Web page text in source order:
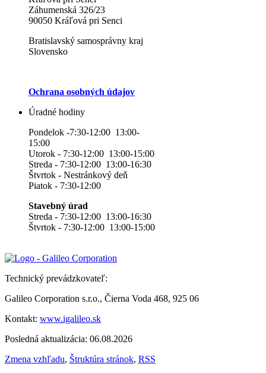
Záhumenská 326/23
90050 Kráľová pri Senci
Bratislavský samosprávny kraj
Slovensko
Ochrana osobných údajov
Úradné hodiny
Pondelok -7:30-12:00 13:00-
15:00
Utorok - 7:30-12:00 13:00-15:00
Streda - 7:30-12:00 13:00-16:30
Štvrtok - Nestránkový deň
Piatok - 7:30-12:00
Stavebný úrad
Streda - 7:30-12:00 13:00-16:30
Štvrtok - 7:30-12:00 13:00-15:00
Technický prevádzkovateľ:
Galileo Corporation s.r.o., Čierna Voda 468, 925 06
Kontakt: www.igalileo.sk
Posledná aktualizácia: 06.08.2026
Zmena vzhľadu, Štruktúra stránok, RSS